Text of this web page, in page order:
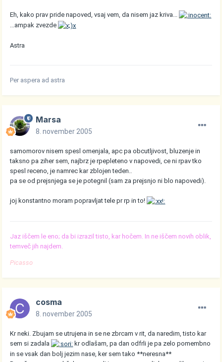
Eh, kako prav pride napoved, vsaj vem, da nisem jaz kriva...
...ampak zvezde
Astra
Per aspera ad astra
Marsa
8. november 2005
samomorov nisem spesl omenjala, apc pa obcutljivost, bluzenje in
taksno pa ziher sem, najbrz je rpepleteno v napovedi, ce ni rpav tko
spesl receno, je namrec kar zblojen teden..
pa se od prejsnjega se je potegnil (sam za prejsnjo ni blo napovedi).
joj konstantno moram popravljat tele pr rp in to!
Jaz iščem le eno; da bi izrazil tisto, kar hočem. In ne iščem novih oblik,
temveč jih najdem.
Picasso
cosma
8. november 2005
Kr neki. Zbujam se utrujena in se ne zbrcam v rit, da naredim, tisto kar
sem si zadala
kr odlašam, pa dan odfrli je pa zelo pomembno
in se vsak dan bolj jezim nase, ker sem tako **neresna**